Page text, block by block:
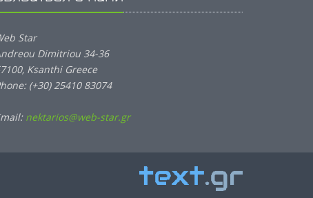
Star
Dimitriou 34-36
Ksanthi Greece
(+30) 25410 83074
nektarios@web-star.gr